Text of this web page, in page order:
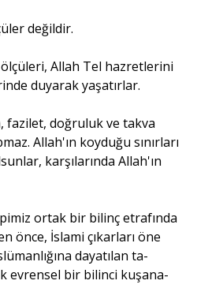
değildir.
Allah Tel hazret­lerini
duyarak yaşatırlar.
fazilet, doğruluk ve takva
Allah'ın koyduğu sınırla­rı
karşılarında Allah'ın
ortak bir bilinç etra­fında
önce, İslami çıkarları öne
dayatılan ta­
evrensel bir bilinci kuşana­